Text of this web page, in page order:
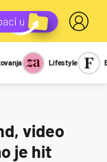
Report
Lifestyle
video
je hit